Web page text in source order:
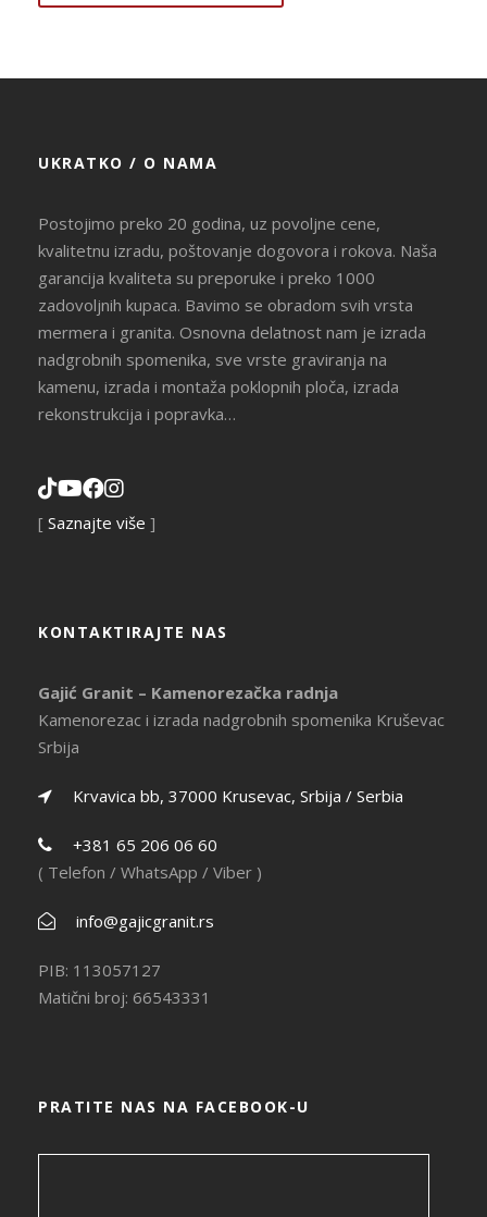
UKRATKO / O NAMA
Postojimo preko 20 godina, uz povoljne cene,
kvalitetnu izradu, poštovanje dogovora i rokova. Naša
garancija kvaliteta su preporuke i preko 1000
zadovoljnih kupaca. Bavimo se obradom svih vrsta
mermera i granita. Osnovna delatnost nam je izrada
nadgrobnih spomenika, sve vrste graviranja na
kamenu, izrada i montaža poklopnih ploča, izrada
rekonstrukcija i popravka…
[ Saznajte više ]
KONTAKTIRAJTE NAS
Gajić Granit – Kamenorezačka radnja
Kamenorezac i izrada nadgrobnih spomenika Kruševac
Srbija
Krvavica bb, 37000 Krusevac, Srbija / Serbia
+381 65 206 06 60
( Telefon / WhatsApp / Viber )
info@gajicgranit.rs
PIB: 113057127
Matični broj: 66543331
PRATITE NAS NA FACEBOOK-U